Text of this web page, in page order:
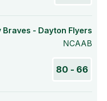
Braves - Dayton Flyers
NCAAB
66 - 80